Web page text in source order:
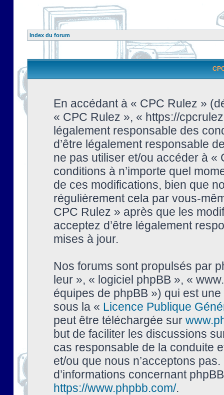
Index du forum
En accédant à « CPC Rulez »
« CPC Rulez », « https://
légalement responsable des
d’être légalement responsable
ne pas utiliser et/ou accéder à
conditions à n’importe quel
de ces modifications, bien que
régulièrement cela par vous-
CPC Rulez » après que les
acceptez d’être légalement
mises à jour.
Nos forums sont propulsés par
leur », « logiciel phpBB », «
équipes de phpBB ») qui est
sous la « Licence Publique
peut être téléchargée sur
but de faciliter les discussions
cas responsable de la conduite
et/ou que nous n’acceptons
d’informations concernant
https://www.phpbb.com/.